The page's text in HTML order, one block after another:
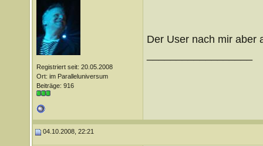
Registriert seit: 20.05.2008
Ort: im Paralleluniversum
Beiträge: 916
Der User nach mir aber
04.10.2008, 22:21